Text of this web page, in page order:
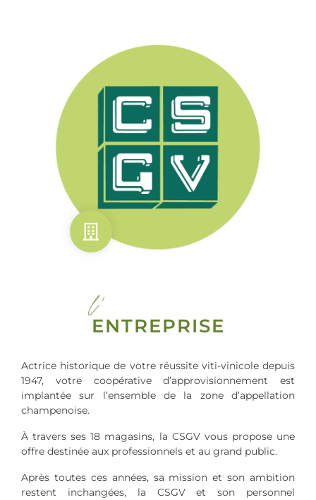
l'
ENTREPRISE
Actrice historique de votre réussite viti-vinicole depuis
1947, votre coopérative d’approvisionnement est
implantée sur l’ensemble de la zone d’appellation
champenoise.
À travers ses 18 magasins, la CSGV vous propose une
offre destinée aux professionnels et au grand public.
Après toutes ces années, sa mission et son ambition
restent inchangées, la CSGV et son personnel